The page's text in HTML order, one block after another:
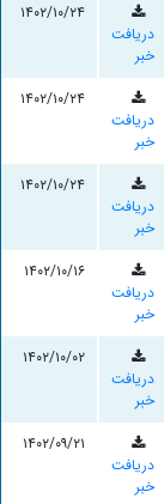
دریافت
خبر
۱۴۰۲/۱۰/۲۴
دریافت
خبر
۱۴۰۲/۱۰/۲۴
دریافت
خبر
۱۴۰۲/۱۰/۲۴
دریافت
خبر
۱۴۰۲/۱۰/۱۶
دریافت
خبر
۱۴۰۲/۱۰/۰۲
دریافت
خبر
۱۴۰۲/۰۹/۲۱